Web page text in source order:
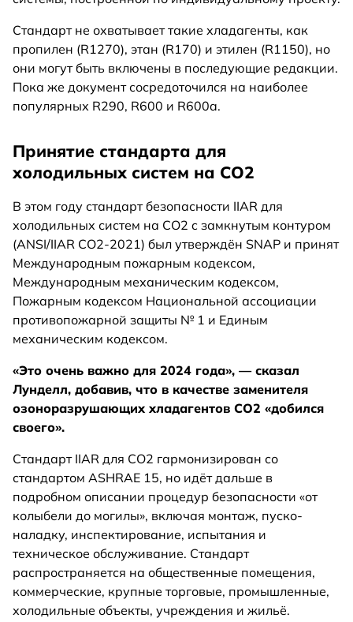
Стандарт не охватывает такие хладагенты, как
пропилен (R1270), этан (R170) и этилен (R1150), но
они могут быть включены в последующие редакции.
Пока же документ сосредоточился на наиболее
популярных R290, R600 и R600a.
Принятие стандарта для
холодильных систем на CO2
В этом году стандарт безопасности IIAR для
холодильных систем на CO2 c замкнутым контуром
(ANSI/IIAR CO2-2021) был утверждён SNAP и принят
Международным пожарным кодексом,
Международным механическим кодексом,
Пожарным кодексом Национальной ассоциации
противопожарной защиты № 1 и Единым
механическим кодексом.
«Это очень важно для 2024 года», — сказал
Лунделл, добавив, что в качестве заменителя
озоноразрушающих хладагентов CO2 «добился
своего».
Стандарт IIAR для CO2 гармонизирован со
стандартом ASHRAE 15, но идёт дальше в
подробном описании процедур безопасности «от
колыбели до могилы», включая монтаж, пуско-
наладку, инспектирование, испытания и
техническое обслуживание. Стандарт
распространяется на общественные помещения,
коммерческие, крупные торговые, промышленные,
холодильные объекты, учреждения и жильё.